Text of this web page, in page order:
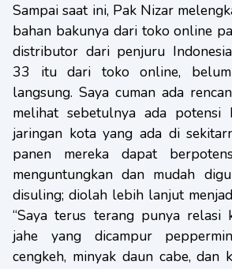
Sampai saat ini, Pak Nizar
bahan bakunya dari toko online
distributor dari penjuru
33 itu dari toko online,
langsung. Saya cuman ada
melihat sebetulnya ada potensi
jaringan kota yang ada di
panen mereka dapat
menguntungkan dan mudah
disuling; diolah lebih lanjut
“Saya terus terang punya relasi
jahe yang dicampur
cengkeh, minyak daun cabe, dan